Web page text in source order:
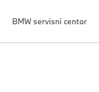
BMW servisni centar